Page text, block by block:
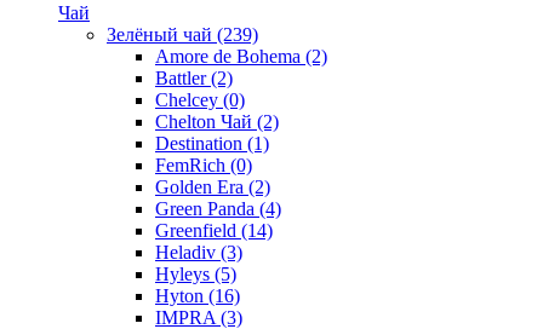
Чай
Зелёный чай (239)
Amore de Bohema (2)
Battler(2)
Chelcey (0)
Chelton Чай (2)
Destination (1)
FemRich (0)
Golden Era (2)
Green Panda (4)
Greenfield (14)
Heladiv (3)
Hyleys (5)
Hyton (16)
IMPRA (3)